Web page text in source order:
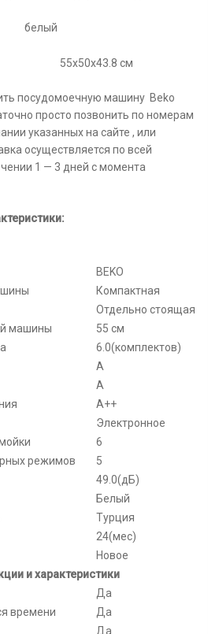
белый
55x50x43.8 см
посудомоечную машину Beko
просто позвонить по номерам
указанных на сайте , или
осуществляется по всей
1 — 3 дней с момента
BEKO
Компактная
Отдельно стоящая
машины
55 см
6.0(комплектов)
A
A
A++
Электронное
6
режимов
5
49.0(дБ)
Белый
Турция
24(мес)
Новое
и характеристики
Да
времени
Да
Да